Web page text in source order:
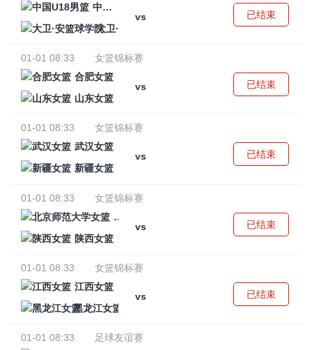
中国U18男篮
vs
大卫·安篮球学院
已结束
01-01 08:33
女篮锦标赛
合肥女篮
vs
山东女篮
已结束
01-01 08:33
女篮锦标赛
武汉女篮
vs
新疆女篮
已结束
01-01 08:33
女篮锦标赛
北京师范大学女篮
vs
陕西女篮
已结束
01-01 08:33
女篮锦标赛
江西女篮
vs
黑龙江女篮
已结束
01-01 08:33
足球友谊赛